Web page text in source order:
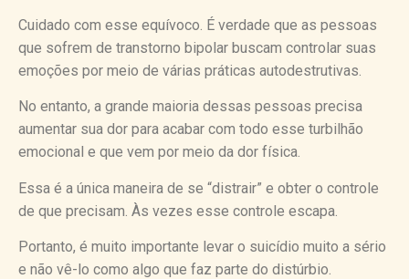
Cuidado com esse equívoco. É verdade que as pessoas
que sofrem de transtorno bipolar buscam controlar suas
emoções por meio de várias práticas autodestrutivas.
No entanto, a grande maioria dessas pessoas precisa
aumentar sua dor para acabar com todo esse turbilhão
emocional e que vem por meio da dor física.
Essa é a única maneira de se “distrair” e obter o controle
de que precisam. Às vezes esse controle escapa.
Portanto, é muito importante levar o suicídio muito a sério
e não vê-lo como algo que faz parte do distúrbio.